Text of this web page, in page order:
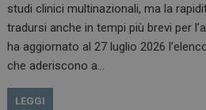
studi clinici multinazionali, ma la
tradursi anche in tempi più brevi per
ha aggiornato al 27 luglio 2026
che aderiscono a…
LEGGI
NOME
__Secure-ROLLOUT_TOKEN